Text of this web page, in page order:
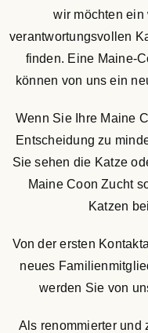
wir möchten ein
verantwortungsvollen
finden. Eine Maine-
können von uns ein
Wenn Sie Ihre Maine
Entscheidung zu
Sie sehen die Katze
Maine Coon Zucht
Katzen
Von der ersten
neues
werden Sie von
Als renommierter und